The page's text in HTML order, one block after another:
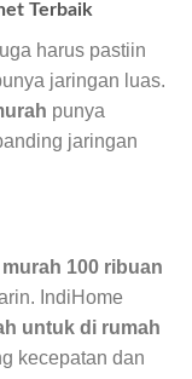
Terbaik
harus pastiin
jaringan luas.
punya
jaringan
100 ribuan
IndiHome
untuk di rumah
kecepatan dan